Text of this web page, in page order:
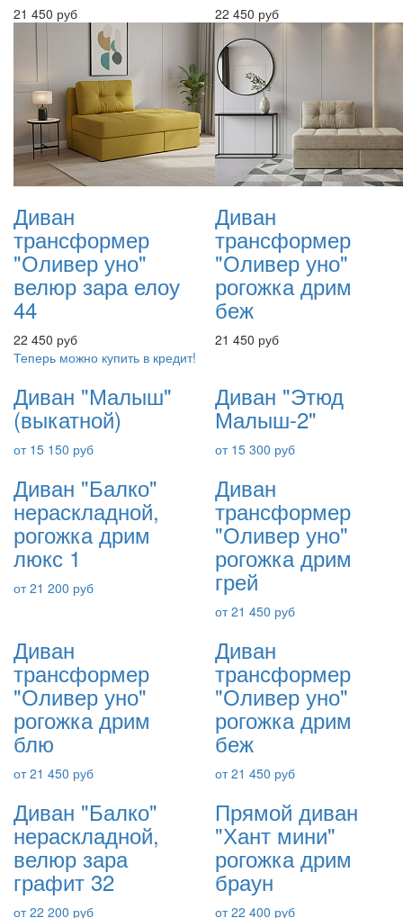
21 450 руб 22 450 руб
Диван
трансформер
"Оливер уно"
велюр зара елоу
44
22 450 руб
Диван
трансформер
"Оливер уно"
рогожка дрим
беж
21 450 руб
Теперь можно купить в кредит!
Диван "Малыш"
(выкатной)
от 15 150 руб
Диван "Этюд
Малыш-2"
от 15 300 руб
Диван "Балко"
нераскладной,
рогожка дрим
люкс 1
от 21 200 руб
Диван
трансформер
"Оливер уно"
рогожка дрим
грей
от 21 450 руб
Диван
трансформер
"Оливер уно"
рогожка дрим
блю
от 21 450 руб
Диван
трансформер
"Оливер уно"
рогожка дрим
беж
от 21 450 руб
Диван "Балко"
нераскладной,
велюр зара
графит 32
от 22 200 руб
Прямой диван
"Хант мини"
рогожка дрим
браун
от 22 400 руб